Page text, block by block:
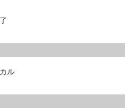
ル